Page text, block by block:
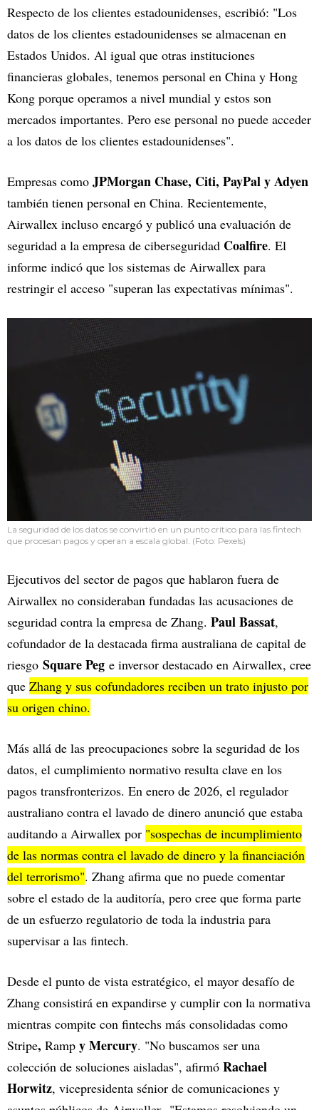
Respecto de los clientes estadounidenses, escribió: "Los
datos de los clientes estadounidenses se almacenan en
Estados Unidos. Al igual que otras instituciones
financieras globales, tenemos personal en China y Hong
Kong porque operamos a nivel mundial y estos son
mercados importantes. Pero ese personal no puede acceder
a los datos de los clientes estadounidenses".
Empresas como JPMorgan Chase, Citi, PayPal y Adyen
también tienen personal en China. Recientemente,
Airwallex incluso encargó y publicó una evaluación de
seguridad a la empresa de ciberseguridad Coalfire. El
informe indicó que los sistemas de Airwallex para
restringir el acceso "superan las expectativas mínimas".
La seguridad de los datos se convirtió en un punto crítico para las fintech
que procesan pagos y operan a escala global. (Foto: Pexels)
Ejecutivos del sector de pagos que hablaron fuera de
Airwallex no consideraban fundadas las acusaciones de
seguridad contra la empresa de Zhang. Paul Bassat,
cofundador de la destacada firma australiana de capital de
riesgo Square Peg e inversor destacado en Airwallex, cree
que Zhang y sus cofundadores reciben un trato injusto por
su origen chino.
Más allá de las preocupaciones sobre la seguridad de los
datos, el cumplimiento normativo resulta clave en los
pagos transfronterizos. En enero de 2026, el regulador
australiano contra el lavado de dinero anunció que estaba
auditando a Airwallex por "sospechas de incumplimiento
de las normas contra el lavado de dinero y la financiación
del terrorismo". Zhang afirma que no puede comentar
sobre el estado de la auditoría, pero cree que forma parte
de un esfuerzo regulatorio de toda la industria para
supervisar a las fintech.
Desde el punto de vista estratégico, el mayor desafío de
Zhang consistirá en expandirse y cumplir con la normativa
mientras compite con fintechs más consolidadas como
Stripe, Ramp y Mercury. "No buscamos ser una
colección de soluciones aisladas", afirmó Rachael
Horwitz, vicepresidenta sénior de comunicaciones y